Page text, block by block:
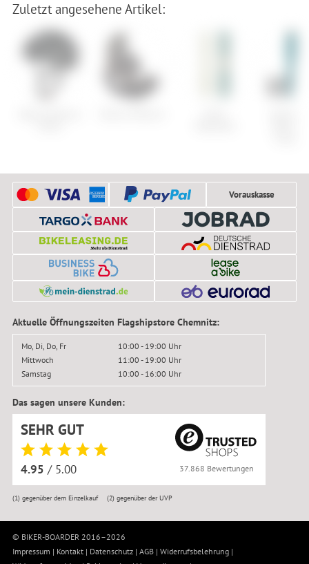
Zuletzt angesehene Artikel:
Vorauskasse
Aktuelle Öffnungszeiten Flagshipstore Chemnitz:
Mo, Di, Do, Fr
10:00 - 19:00 Uhr
Mittwoch
11:00 - 19:00 Uhr
Samstag
10:00 - 16:00 Uhr
Das sagen unsere Kunden:
SEHR GUT
4.95 / 5.00 37.868 Bewertungen
(1)gegenüber dem Einzelkauf (2) gegenüber der UVP
© BIKER-BOARDER 2016–2026
Impressum | Kontakt | Datenschutz | AGB | Widerrufsbelehrung |